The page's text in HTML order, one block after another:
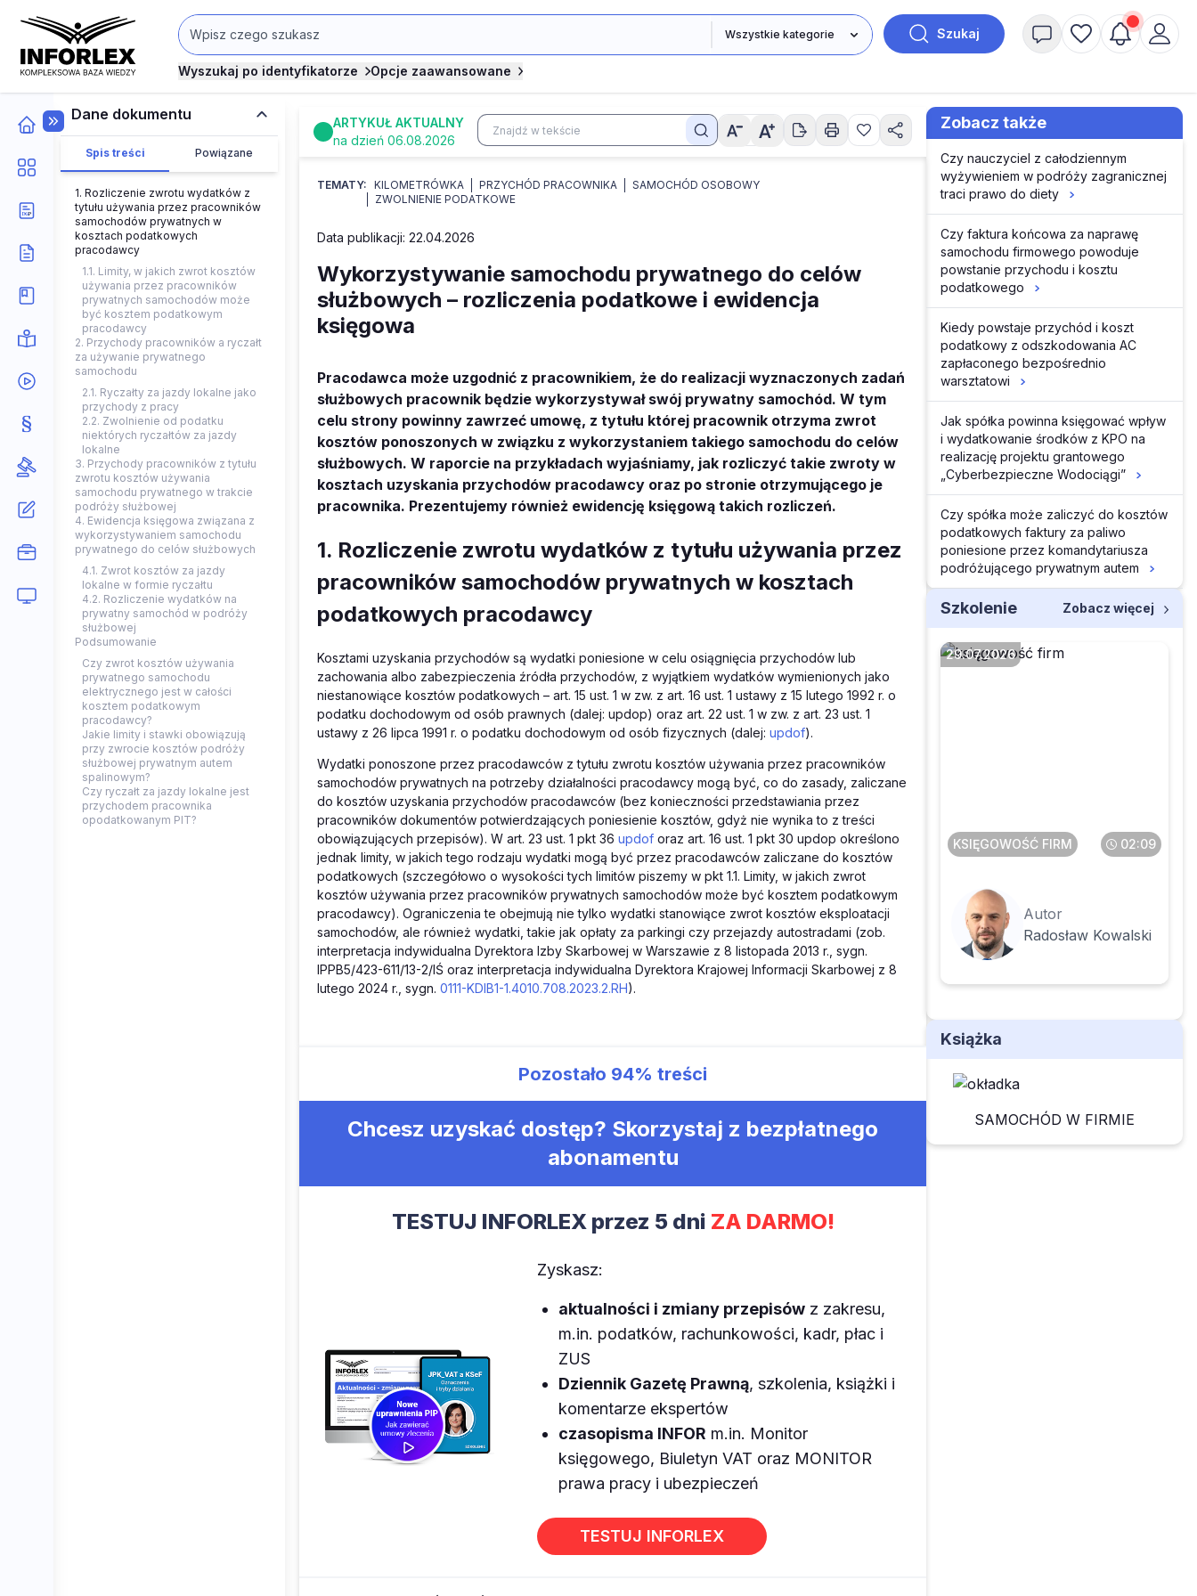
Szukaj
Wyszukaj po identyfikatorze Opcje zaawansowane
Dane dokumentu
Spis treści Powiązane
1. Rozliczenie zwrotu wydatków z
tytułu używania przez pracowników
samochodów prywatnych w
kosztach podatkowych
pracodawcy
1.1. Limity, w jakich zwrot kosztów
używania przez pracowników
prywatnych samochodów może
być kosztem podatkowym
pracodawcy
2. Przychody pracowników a ryczałt
za używanie prywatnego
samochodu
2.1. Ryczałty za jazdy lokalne jako
przychody z pracy
2.2. Zwolnienie od podatku
niektórych ryczałtów za jazdy
lokalne
3. Przychody pracowników z tytułu
zwrotu kosztów używania
samochodu prywatnego w trakcie
podróży służbowej
4. Ewidencja księgowa związana z
wykorzystywaniem samochodu
prywatnego do celów służbowych
4.1. Zwrot kosztów za jazdy
lokalne w formie ryczałtu
4.2. Rozliczenie wydatków na
prywatny samochód w podróży
służbowej
Podsumowanie
Czy zwrot kosztów używania
prywatnego samochodu
elektrycznego jest w całości
kosztem podatkowym
pracodawcy?
Jakie limity i stawki obowiązują
przy zwrocie kosztów podróży
służbowej prywatnym autem
spalinowym?
Czy ryczałt za jazdy lokalne jest
przychodem pracownika
opodatkowanym PIT?
ARTYKUŁ AKTUALNY
na dzień 06.08.2026
TEMATY: KILOMETRÓWKA PRZYCHÓD PRACOWNIKA
SAMOCHÓD OSOBOWY
ZWOLNIENIE PODATKOWE
Data publikacji: 22.04.2026
Wykorzystywanie samochodu prywatnego do celów
służbowych – rozliczenia podatkowe i ewidencja
księgowa
Pracodawca może uzgodnić z pracownikiem, że do realizacji wyznaczonych zadań
służbowych pracownik będzie wykorzystywał swój prywatny samochód. W tym
celu strony powinny zawrzeć umowę, z tytułu której pracownik otrzyma zwrot
kosztów ponoszonych w związku z wykorzystaniem takiego samochodu do celów
służbowych. W raporcie na przykładach wyjaśniamy, jak rozliczyć takie zwroty w
kosztach uzyskania przychodów pracodawcy oraz po stronie otrzymującego je
pracownika. Prezentujemy również ewidencję księgową takich rozliczeń.
1. Rozliczenie zwrotu wydatków z tytułu używania przez
pracowników samochodów prywatnych w kosztach
podatkowych pracodawcy
Kosztami uzyskania przychodów są wydatki poniesione w celu osiągnięcia przychodów lub
zachowania albo zabezpieczenia źródła przychodów, z wyjątkiem wydatków wymienionych jako
niestanowiące kosztów podatkowych – art. 15 ust. 1 w zw. z art. 16 ust. 1 ustawy z 15 lutego 1992 r. o
podatku dochodowym od osób prawnych (dalej: updop) oraz art. 22 ust. 1 w zw. z art. 23 ust. 1
ustawy z 26 lipca 1991 r. o podatku dochodowym od osób fizycznych (dalej: updof).
Wydatki ponoszone przez pracodawców z tytułu zwrotu kosztów używania przez pracowników
samochodów prywatnych na potrzeby działalności pracodawcy mogą być, co do zasady, zaliczane
do kosztów uzyskania przychodów pracodawców (bez konieczności przedstawiania przez
pracowników dokumentów potwierdzających poniesienie kosztów, gdyż nie wynika to z treści
obowiązujących przepisów). W art. 23 ust. 1 pkt 36 updof oraz art. 16 ust. 1 pkt 30 updop określono
jednak limity, w jakich tego rodzaju wydatki mogą być przez pracodawców zaliczane do kosztów
podatkowych (szczegółowo o wysokości tych limitów piszemy w pkt 1.1. Limity, w jakich zwrot
kosztów używania przez pracowników prywatnych samochodów może być kosztem podatkowym
pracodawcy). Ograniczenia te obejmują nie tylko wydatki stanowiące zwrot kosztów eksploatacji
samochodów, ale również wydatki, takie jak opłaty za parkingi czy przejazdy autostradami (zob.
interpretacja indywidualna Dyrektora Izby Skarbowej w Warszawie z 8 listopada 2013 r., sygn.
IPPB5/423-611/13-2/IŚ oraz interpretacja indywidualna Dyrektora Krajowej Informacji Skarbowej z 8
lutego 2024 r., sygn. 0111-KDIB1-1.4010.708.2023.2.RH).
Pozostało 94% treści
Chcesz uzyskać dostęp? Skorzystaj z bezpłatnego
abonamentu
TESTUJ INFORLEX przez 5 dni ZA DARMO!
Zyskasz:
aktualności i zmiany przepisówz zakresu,
m.in. podatków, rachunkowości, kadr, płac i
ZUS
Dziennik Gazetę Prawną, szkolenia, książki i
komentarze ekspertów
czasopisma INFOR m.in. Monitor
księgowego, Biuletyn VAT oraz MONITOR
prawa pracy i ubezpieczeń
TESTUJ INFORLEX
Zobacz także
Czy nauczyciel z całodziennym
wyżywieniem w podróży zagranicznej
traci prawo do diety
Czy faktura końcowa za naprawę
samochodu firmowego powoduje
powstanie przychodu i kosztu
podatkowego
Kiedy powstaje przychód i koszt
podatkowy z odszkodowania AC
zapłaconego bezpośrednio
warsztatowi
Jak spółka powinna księgować wpływ
i wydatkowanie środków z KPO na
realizację projektu grantowego
„Cyberbezpieczne Wodociągi”
Czy spółka może zaliczyć do kosztów
podatkowych faktury za paliwo
poniesione przez komandytariusza
podróżującego prywatnym autem
Szkolenie Zobacz więcej
29.07.2026
KSIĘGOWOŚĆ FIRM 02:09
Autor
Radosław Kowalski
Książka
SAMOCHÓD W FIRMIE